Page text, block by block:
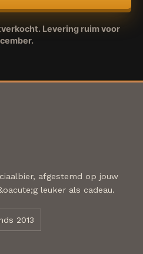
Levering ruim voor
afgestemd op jouw
leuker als cadeau.
2013